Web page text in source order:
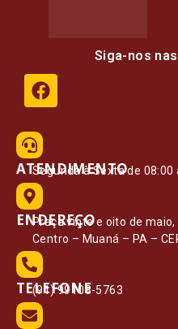
Siga-nos
ATENDIMENTO
Segunda à Sexta de 08:00
ENDEREÇO
Praça vinte e oito de maio,
Centro – Muaná – PA –
TELEFONE
(91) 99108-5763